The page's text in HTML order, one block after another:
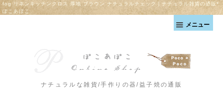
fog リネンキッチンクロス 厚地 ブラウン ナチュラルチェック｜ナチュラル雑貨の通販*
ぽこあぽこ
メニュー
ナチュラルな雑貨/手作りの器/益子焼の通販